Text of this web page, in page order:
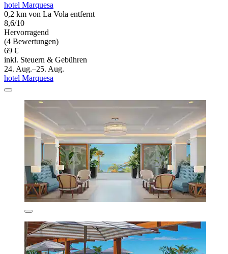
hotel Marquesa
0,2 km von La Vola entfernt
8,6/10
Hervorragend
(4 Bewertungen)
69 €
inkl. Steuern & Gebühren
24. Aug.–25. Aug.
hotel Marquesa